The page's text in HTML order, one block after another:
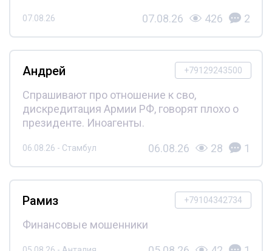
07.08.26 07.08.26 426 2
+79129243500
Андрей
Спрашивают про отношение к сво,
дискредитация Армии РФ, говорят плохо о
президенте. Иноагенты.
06.08.26 - Стамбул 06.08.26 28 1
+79104342734
Рамиз
Финансовые мошенники